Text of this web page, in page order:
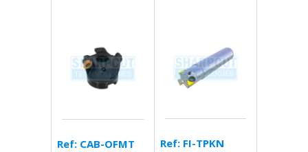
Ref: CAB-OFMT Ref: FI-TPKN